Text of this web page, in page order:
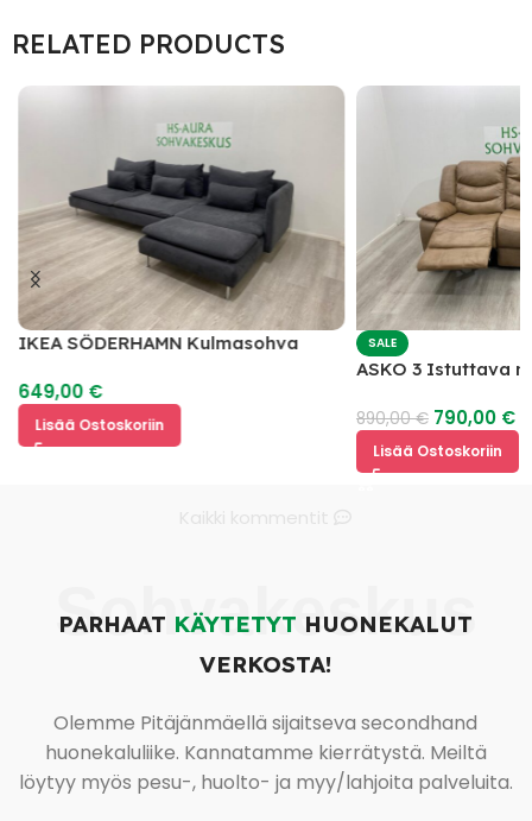
RELATED PRODUCTS
IKEA SÖDERHAMN Kulmasohva
649,00 €
Lisää Ostoskoriin
SALE
ASKO 3 Istuttava
890,00€ 790,00 €
Lisää Ostoskoriin
Sohvakeskus
PARHAAT KÄYTETYT HUONEKALUT
VERKOSTA!
Olemme Pitäjänmäellä sijaitseva secondhand
huonekaluliike. Kannatamme kierrätystä. Meiltä
löytyy myös pesu-, huolto- ja myy/lahjoita palveluita.